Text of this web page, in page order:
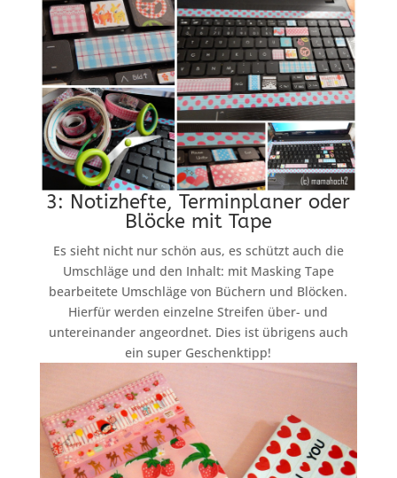
3: Notizhefte, Terminplaner oder
Blöcke mit Tape
Es sieht nicht nur schön aus, es schützt auch die
Umschläge und den Inhalt: mit Masking Tape
bearbeitete Umschläge von Büchern und Blöcken.
Hierfür werden einzelne Streifen über- und
untereinander angeordnet. Dies ist übrigens auch
ein super Geschenktipp!